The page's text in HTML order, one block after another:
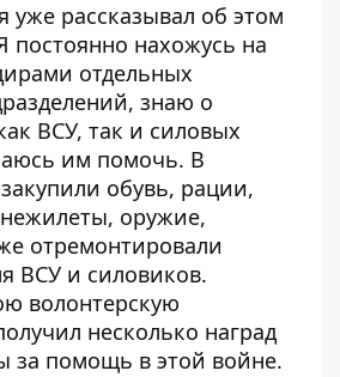
уже рассказывал об этом
постоянно нахожусь на
отдельных
знаю о
ВСУ, так и силовых
им помочь. В
обувь, рации,
оружие,
отремонтировали
ВСУ и силовиков.
волонтерскую
несколько наград
за помощь в этой войне.